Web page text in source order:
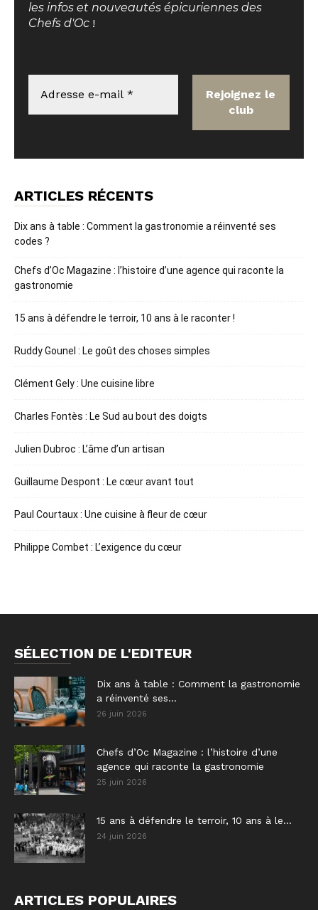
les infos et nouveautés épicuriennes des
Chefs d'Oc !
ARTICLES RÉCENTS
Dix ans à table : Comment la gastronomie a réinventé ses
codes ?
Chefs d’Oc Magazine : l’histoire d’une agence qui raconte la
gastronomie
15 ans à défendre le terroir, 10 ans à le raconter !
Ruddy Gounel : Le goût des choses simples
Clément Gely : Une cuisine libre
Charles Fontès : Le Sud au bout des doigts
Julien Dubroc : L’âme d’un artisan
Guillaume Despont : Le cœur avant tout
Paul Courtaux : Une cuisine à fleur de cœur
Philippe Combet : L’exigence du cœur
SÉLECTION DE L'EDITEUR
Dix ans à table : Comment la gastronomie
a réinventé ses...
26 juin 2026
Chefs d’Oc Magazine : l’histoire d’une
agence qui raconte la gastronomie
25 juin 2026
15 ans à défendre le terroir, 10 ans à le...
24 juin 2026
ARTICLES POPULAIRES